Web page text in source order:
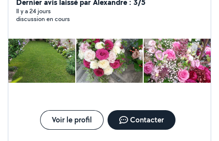
Il y a 24 jours
discussion en cours
Voir le profil Contacter